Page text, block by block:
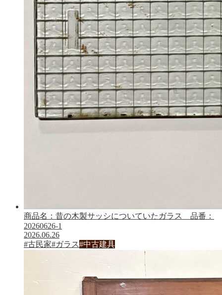
商品名：昔の木製サッシについていたガラス 品番：
20260626-1
2026.06.26
#古民家#ガラス#中古建具